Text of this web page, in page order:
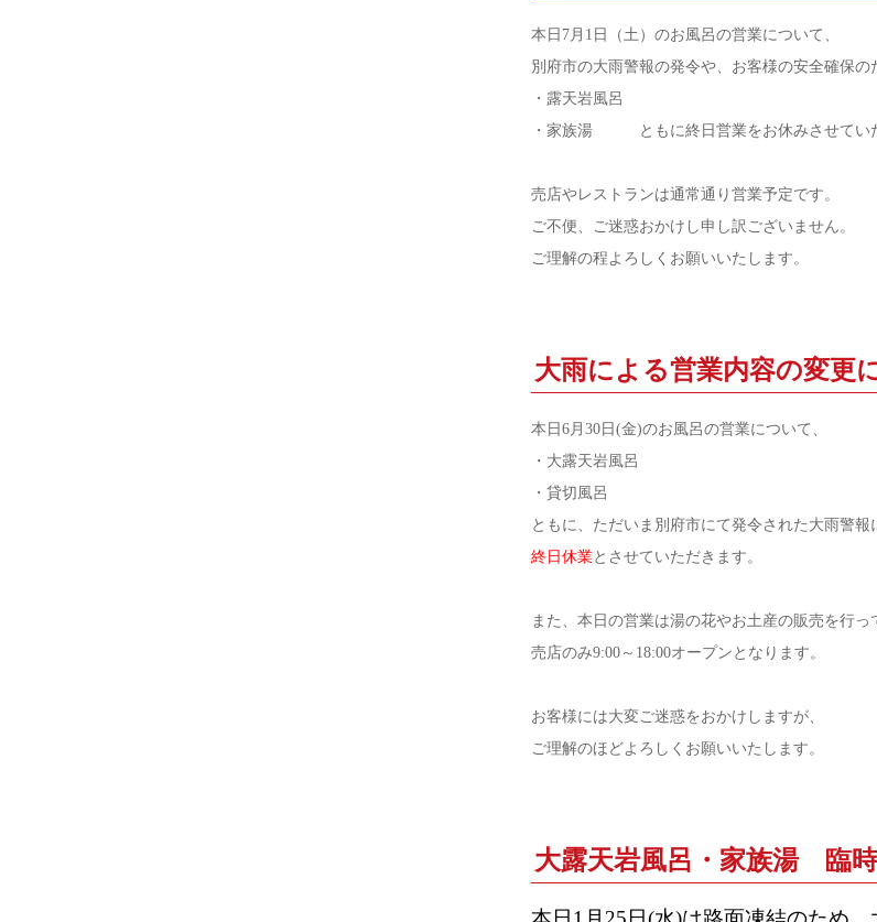
本日7月1日（土）のお風呂の営業について、
別府市の大雨警報の発令や、お客様の安全確保の
・露天岩風呂
・家族湯 ともに終日営業をお休みさせていた
売店やレストランは通常通り営業予定です。
ご不便、ご迷惑おかけし申し訳ございません。
ご理解の程よろしくお願いいたします。
大雨による営業内容の変更
本日6月30日(金)のお風呂の営業について、
・大露天岩風呂
・貸切風呂
ともに、ただいま別府市にて発令された大雨警報
終日休業とさせていただきます。
また、本日の営業は湯の花やお土産の販売を行っ
売店のみ9:00～18:00オープンとなります。
お客様には大変ご迷惑をおかけしますが、
ご理解のほどよろしくお願いいたします。
大露天岩風呂・家族湯 臨